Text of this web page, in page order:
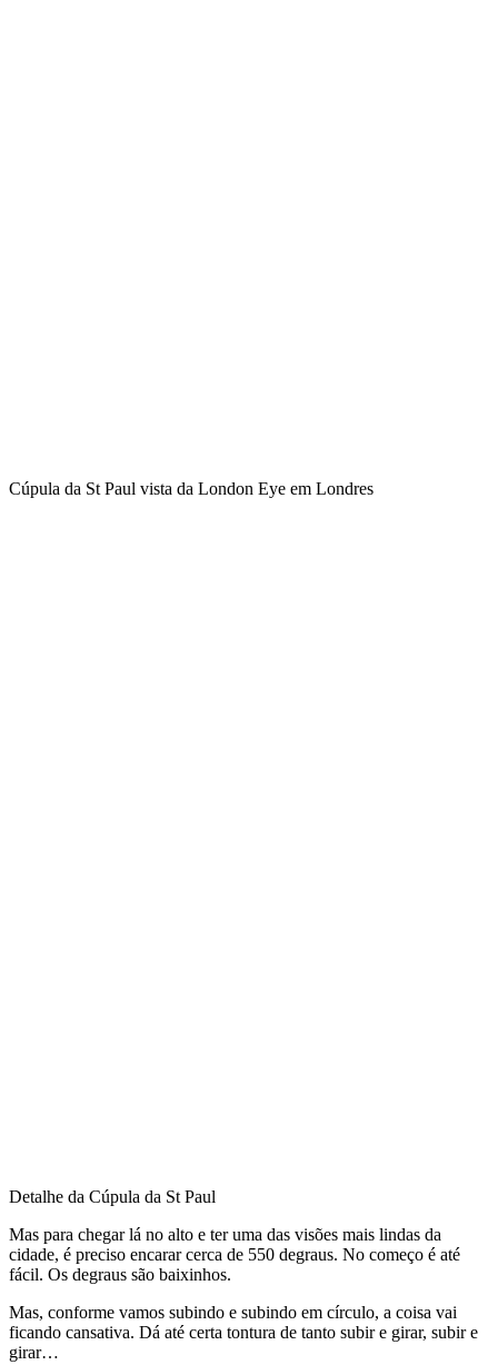
Cúpula da St Paul vista da London Eye em Londres
Detalhe da Cúpula da St Paul
Mas para chegar lá no alto e ter uma das visões mais lindas da
cidade, é preciso encarar cerca de 550 degraus. No começo é até
fácil. Os degraus são baixinhos.
Mas, conforme vamos subindo e subindo em círculo, a coisa vai
ficando cansativa. Dá até certa tontura de tanto subir e girar, subir e
girar…